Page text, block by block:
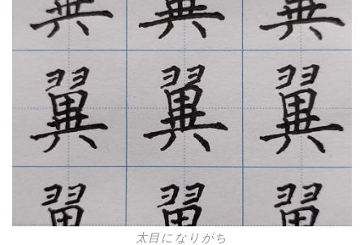
太目になりがち